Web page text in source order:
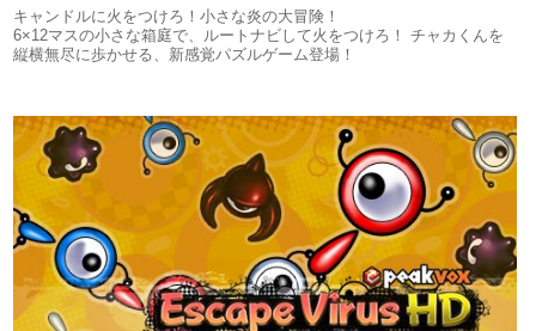
キャンドルに火をつけろ！小さな炎の大冒険！
6×12マスの小さな箱庭で、ルートナビして火をつけろ！ チャカくんを
縦横無尽に歩かせる、新感覚パズルゲーム登場！